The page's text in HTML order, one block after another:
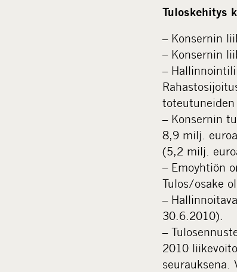
Tuloskehitys
– Konsernin
– Konsernin
–
– Konsernin
8,9 milj. euroa
(5,2 milj.
– Emoyhtiön
Tulos/osake
–
30.6.2010).
–
2010
seurauksena.